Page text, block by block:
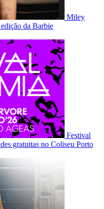
Miley
da Barbie
Festival
gratuitas no Coliseu Porto